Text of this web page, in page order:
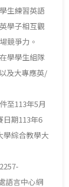
生練習英語
學子相互觀
競爭力。
學學生組隊
及大專應英/
至113年5月
日期113年6
學綜合教學大
語言中心網